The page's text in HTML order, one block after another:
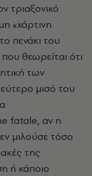
τριαξονικό
«χάρτινη
πενάκι του
θεωρείται ότι
των
μισό του
fatale, αν η
μιλούσε τόσο
της
ή κάποιο